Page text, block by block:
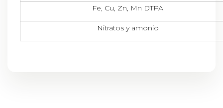
Fe, Cu, Zn, Mn DTPA
Nitratos y amonio